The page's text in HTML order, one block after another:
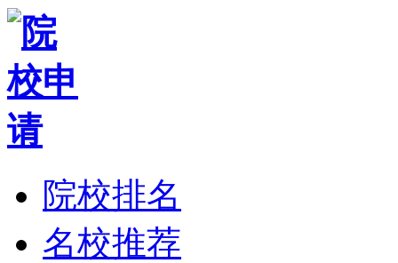
院校排名
名校推荐